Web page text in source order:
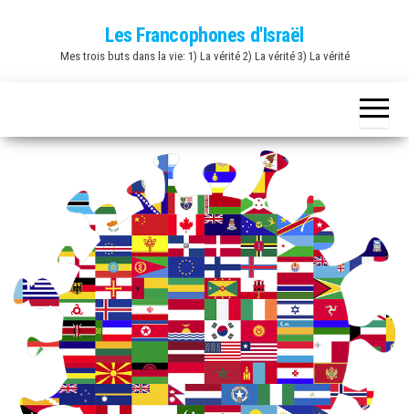
Les Francophones d'Israël
Mes trois buts dans la vie: 1) La vérité 2) La vérité 3) La vérité